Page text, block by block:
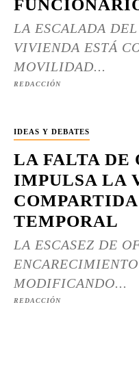
LA ESCALADA
VIVIENDA ESTÁ
MOVILIDAD...
REDACCIÓN
IDEAS Y DEBATES
LA FALTA DE
IMPULSA LA
TEMPORAL
LA ESCASEZ DE
MODIFICANDO...
REDACCIÓN